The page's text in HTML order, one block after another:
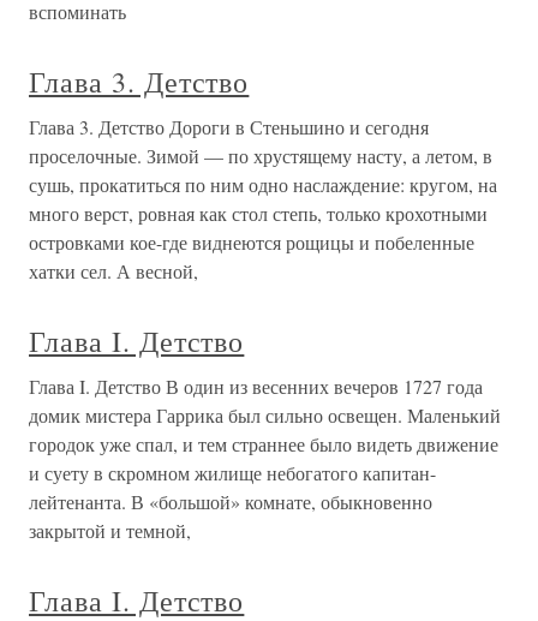
вспоминать
Глава 3. Детство
Глава 3. Детство Дороги в Стеньшино и сегодня
проселочные. Зимой — по хрустящему насту, а летом, в
сушь, прокатиться по ним одно наслаждение: кругом, на
много верст, ровная как стол степь, только крохотными
островками кое-где виднеются рощицы и побеленные
хатки сел. А весной,
Глава I. Детство
Глава I. Детство В один из весенних вечеров 1727 года
домик мистера Гаррика был сильно освещен. Маленький
городок уже спал, и тем страннее было видеть движение
и суету в скромном жилище небогатого капитан-
лейтенанта. В «большой» комнате, обыкновенно
закрытой и темной,
Глава I. Детство